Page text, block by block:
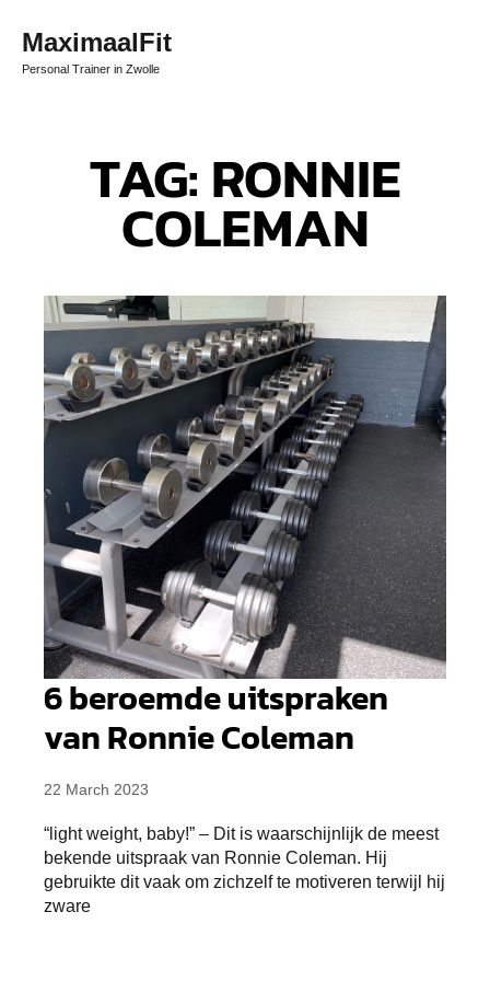
MaximaalFit
Personal Trainer in Zwolle
TAG: RONNIE
COLEMAN
6 beroemde uitspraken
van Ronnie Coleman
22 March 2023
“light weight, baby!” – Dit is waarschijnlijk de meest
bekende uitspraak van Ronnie Coleman. Hij
gebruikte dit vaak om zichzelf te motiveren terwijl hij
zware